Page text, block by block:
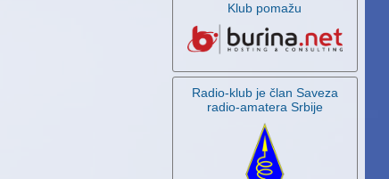
Klub pomažu
Radio-klub je član Saveza
radio-amatera Srbije